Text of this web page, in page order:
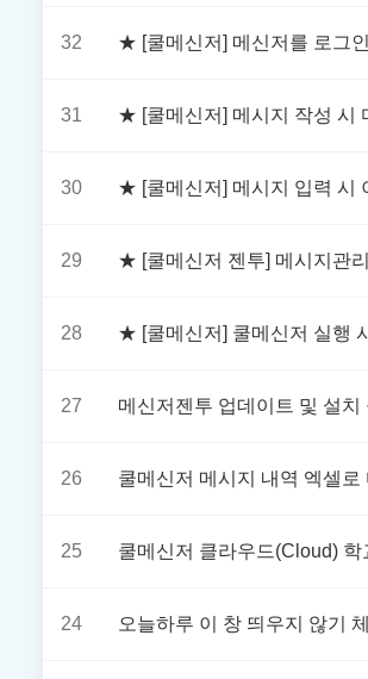
32 ★ [쿨메신저] 메신저를 로그
31 ★ [쿨메신저] 메시지 작성 시
30 ★ [쿨메신저] 메시지 입력 시
29 ★ [쿨메신저 젠투] 메시지관
28 ★ [쿨메신저] 쿨메신저 실행
27 메신저젠투 업데이트 및 설
26 쿨메신저 메시지 내역 엑셀
25 쿨메신저 클라우드(Cloud)
24 오늘하루 이 창 띄우지 않기